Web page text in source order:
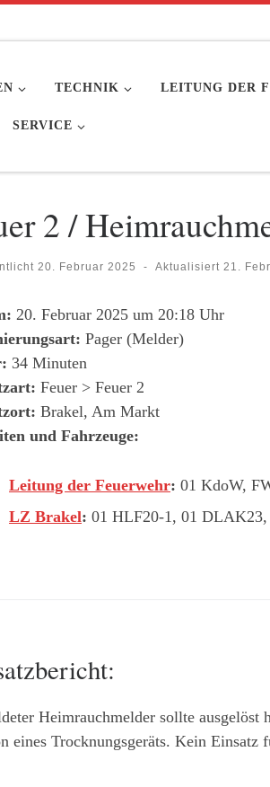
TECHNIK LEITUNG DER
SERVICE
2 /
20. Februar 2025 - Aktualisiert 21.
20. Februar 2025 um 20:18 Uhr
Pager (Melder)
34 Minuten
Feuer > Feuer 2
Brakel, Am Markt
und Fahrzeuge:
Leitung der Feuerwehr: 01 KdoW,
LZ Brakel: 01 HLF20-1, 01 DLAK23,
Heimrauchmelder sollte
eines Trocknungsgeräts. Kein Einsatz